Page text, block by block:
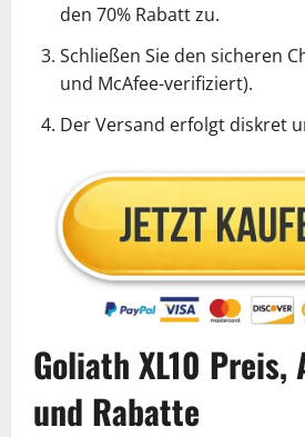
den 70% Rabatt zu.
Schließen Sie den sicheren
und McAfee-verifiziert).
Der Versand erfolgt diskret
Goliath XL10 Preis,
und Rabatte